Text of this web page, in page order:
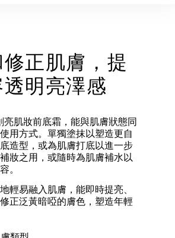
正肌膚，提
透明亮澤感
亮肌妝前底霜，能與肌膚狀態同
用方式。單獨塗抹以塑造更自
造型，或為肌膚打底以進一步
妝之用，或隨時為肌膚補水以
。
輕易融入肌膚，能即時提亮、
正泛黃暗啞的膚色，塑造年輕